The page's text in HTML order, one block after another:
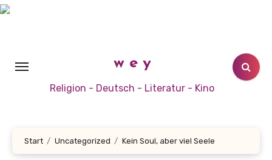
Zum
w e y
Religion - Deutsch - Literatur - Kino
Start Uncategorized Kein Soul, aber viel Seele